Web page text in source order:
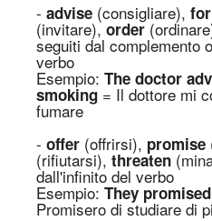
- advise (consigliare),
(invitare), order
seguiti dal complemento
verbo
Esempio: The doctor
smoking = Il dottore mi
fumare
- offer (offrirsi), promise
(rifiutarsi), threaten
dall'infinito del verbo
Esempio: They
Promisero di studiare di